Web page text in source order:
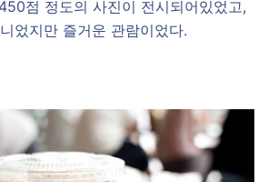
점 정도의 사진이 전시되어있었고,
었지만 즐거운 관람이었다.